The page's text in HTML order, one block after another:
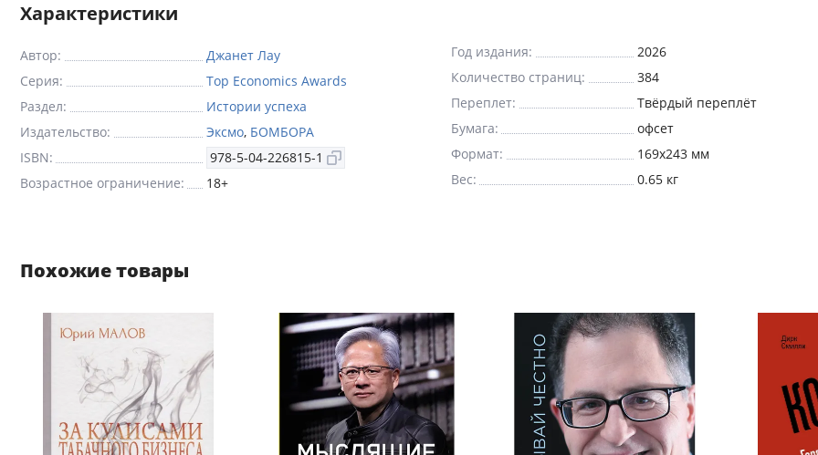
Характеристики
Автор:
Джанет Лау
Серия:
Top Economics Awards
Раздел:
Истории успеха
Издательство:
Эксмо, БОМБОРА
ISBN:
978-5-04-226815-1
Возрастное ограничение:
18+
Год издания:
2026
Количество страниц:
384
Переплет:
Твёрдый переплёт
Бумага:
офсет
Формат:
169x243 мм
Вес:
0.65 кг
Похожие товары